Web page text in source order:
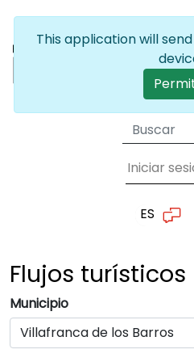
Iniciar
ES
Flujos turísticos
Municipio
This application will